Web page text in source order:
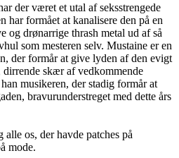
der været et utal af seksstrengede
har formået at kanalisere den på en
og drønarrige thrash metal ud af så
som mesteren selv. Mustaine er en
der formår at give lyden af den evigt
skær af vedkommende
musikeren, der stadig formår at
bravurunderstreget med dette års
alle os, der havde patches på
mode.